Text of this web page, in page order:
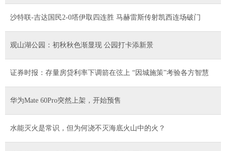
沙特联-吉达国民2-0塔伊取四连胜 马赫雷斯传射凯西连场破门
观山湖公园：初秋秋色渐显现 公园打卡添新景
证券时报：存量房贷利率下调箭在弦上 “因城施策”考验各方智慧
华为Mate 60Pro突然上架，开始预售
水能灭火是常识，但为何浇不灭海底火山中的火？